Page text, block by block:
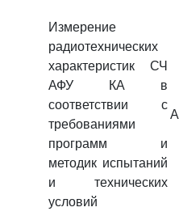
Измерение
радиотехнических
характеристик СЧ
АФУ КА в
соответствии с
требованиями
программ и
методик испытаний
и технических
условий